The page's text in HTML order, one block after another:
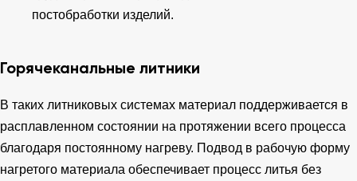
постобработки изделий.
Горячеканальные литники
В таких литниковых системах материал поддерживается в
расплавленном состоянии на протяжении всего процесса
благодаря постоянному нагреву. Подвод в рабочую форму
нагретого материала обеспечивает процесс литья без